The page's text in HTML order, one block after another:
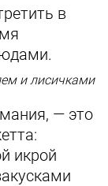
в
и лисичками
— это
икрой